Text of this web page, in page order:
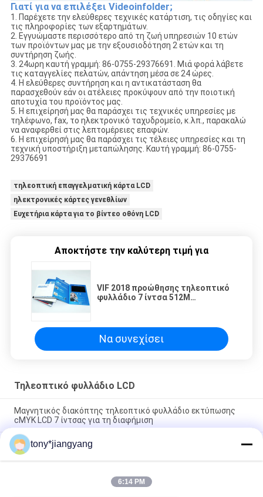
Γιατί για να επιλέξει Videoinfolder;
1. Παρέχετε την ελεύθερες τεχνικές κατάρτιση, τις οδηγίες και
τις πληροφορίες των εξαρτημάτων.
2. Εγγυώμαστε περισσότερο από τη ζωή υπηρεσιών 10 ετών
των προϊόντων μας με την εξουσιοδότηση 2 ετών και τη
συντήρηση ζωής.
3. 24ωρη καυτή γραμμή: 86-0755-29376691. Μιά φορά λάβετε
τις καταγγελίες πελατών, απάντηση μέσα σε 24 ώρες.
4. Η ελεύθερες συντήρηση και η αντικατάσταση θα
παρασχεθούν εάν οι ατέλειες προκύψουν από την ποιοτική
αποτυχία του προϊόντος μας.
5. Η επιχείρησή μας θα παράσχει τις τεχνικές υπηρεσίες με
τηλέφωνο, fax, το ηλεκτρονικό ταχυδρομείο, κ.λπ., παρακαλώ
να αναφερθεί στις λεπτομέρειες επαφών.
6. Η επιχείρησή μας θα παράσχει τις τέλειες υπηρεσίες και τη
τεχνική υποστήριξη μεταπώλησης. Καυτή γραμμή: 86-0755-
29376691
τηλεοπτική επαγγελματική κάρτα LCD
ηλεκτρονικές κάρτες γενεθλίων
Ευχετήρια κάρτα για το βίντεο οθόνη LCD
Αποκτήστε την καλύτερη τιμή για
VIF 2018 προώθησης τηλεοπτικό
φυλλάδιο 7 ίντσα 512M
για την επιχείρηση
Να συνεχίσει
Τηλεοπτικό φυλλάδιο LCD
Μαγνητικός διακόπτης τηλεοπτικό φυλλάδιο εκτύπωσης
cMYK LCD 7 ίντσας για τη διαφήμιση
1080P HDMI 15,6» LCD τηλεοπτικό όργανο ελέγχου τυχερού
παιχνιδιού οργάνων ελέγχου φυλλάδιων φορητό για PS4
Xbox
Νέα ιδέα εσείς ποτέ βλέπω? ευχετήρια κάρτα οθόνης LCD
tony*jiangyang
6:14 PM